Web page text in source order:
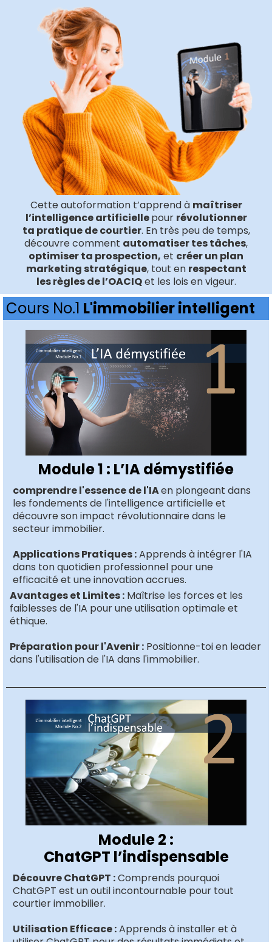
Cette autoformation t’apprend à maîtriser
l’intelligence artificiellepour révolutionner
ta pratique de courtier. En très peu de temps,
découvre comment automatiser tes tâches,
optimiser ta prospection, et créer un plan
marketing stratégique, tout en respectant
les règles de l’OACIQet les lois en vigeur​​.
Cours No.1 L'immobilier intelligent
Module 1 : L’IA démystifiée
comprendre l'essence de l'IAen plongeant dans
les fondements de l'intelligence artificielle et
découvre son impact révolutionnaire dans le
secteur immobilier.
Applications Pratiques :Apprends à intégrer l'IA
dans ton quotidien professionnel pour une
efficacité et une innovation accrues.
Avantages et Limites : Maîtrise les forces et les
faiblesses de l'IA pour une utilisation optimale et
éthique.
Préparation pour l'Avenir : Positionne-toi en leader
dans l'utilisation de l'IA dans l'immobilier.
Module 2 :
ChatGPT l’indispensable
Découvre ChatGPT :Comprends pourquoi
ChatGPT est un outil incontournable pour tout
courtier immobilier.
Utilisation Efficace :Apprends à installer et à